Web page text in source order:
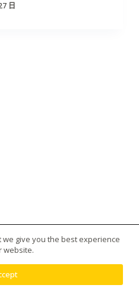
日
局|犀利士|威而鋼|日本藤
give you the best experience
website.